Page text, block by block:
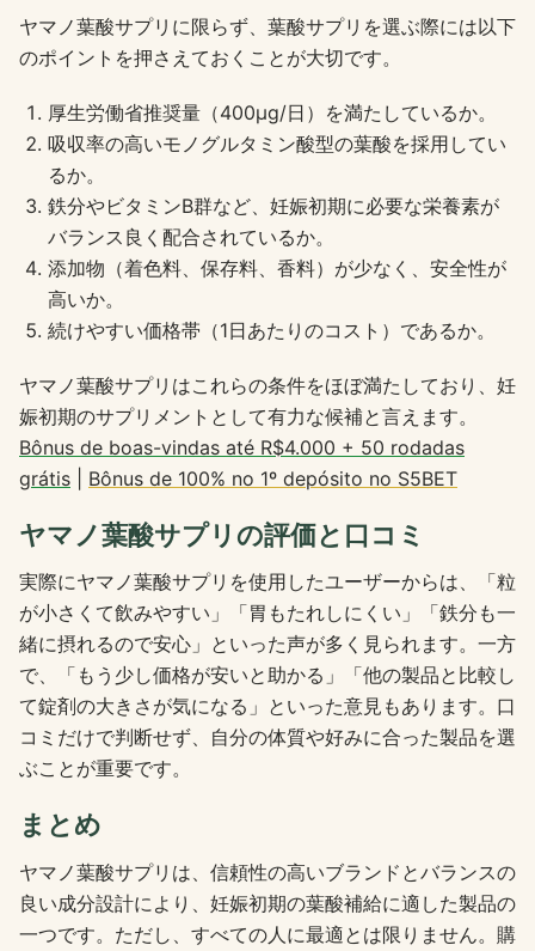
ヤマノ葉酸サプリに限らず、葉酸サプリを選ぶ際には以下
のポイントを押さえておくことが大切です。
厚生労働省推奨量（400μg/日）を満たしているか。
吸収率の高いモノグルタミン酸型の葉酸を採用してい
るか。
鉄分やビタミンB群など、妊娠初期に必要な栄養素が
バランス良く配合されているか。
添加物（着色料、保存料、香料）が少なく、安全性が
高いか。
続けやすい価格帯（1日あたりのコスト）であるか。
ヤマノ葉酸サプリはこれらの条件をほぼ満たしており、妊
娠初期のサプリメントとして有力な候補と言えます。
Bônus de boas-vindas até R$4.000 + 50 rodadas
grátis
Bônus de 100% no 1º depósito no S5BET
ヤマノ葉酸サプリの評価と口コミ
実際にヤマノ葉酸サプリを使用したユーザーからは、「粒
が小さくて飲みやすい」「胃もたれしにくい」「鉄分も一
緒に摂れるので安心」といった声が多く見られます。一方
で、「もう少し価格が安いと助かる」「他の製品と比較し
て錠剤の大きさが気になる」といった意見もあります。口
コミだけで判断せず、自分の体質や好みに合った製品を選
ぶことが重要です。
まとめ
ヤマノ葉酸サプリは、信頼性の高いブランドとバランスの
良い成分設計により、妊娠初期の葉酸補給に適した製品の
一つです。ただし、すべての人に最適とは限りません。購